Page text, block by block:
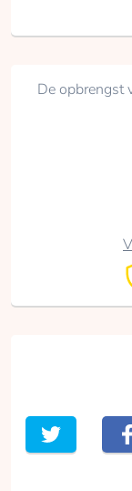
De opbrengst